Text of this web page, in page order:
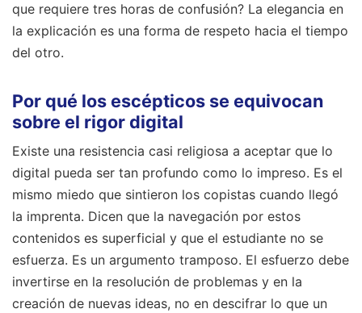
que requiere tres horas de confusión? La elegancia en
la explicación es una forma de respeto hacia el tiempo
del otro.
Por qué los escépticos se equivocan
sobre el rigor digital
Existe una resistencia casi religiosa a aceptar que lo
digital pueda ser tan profundo como lo impreso. Es el
mismo miedo que sintieron los copistas cuando llegó
la imprenta. Dicen que la navegación por estos
contenidos es superficial y que el estudiante no se
esfuerza. Es un argumento tramposo. El esfuerzo debe
invertirse en la resolución de problemas y en la
creación de nuevas ideas, no en descifrar lo que un